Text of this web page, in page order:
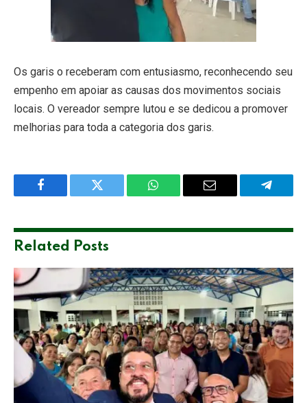
Os garis o receberam com entusiasmo, reconhecendo seu
empenho em apoiar as causas dos movimentos sociais
locais. O vereador sempre lutou e se dedicou a promover
melhorias para toda a categoria dos garis.
Facebook Twitter WhatsApp Email
Related Posts